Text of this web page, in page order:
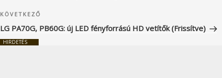
Következő
bejegyzés
KÖVETKEZŐ
LG PA70G, PB60G: új LED fényforrású HD vetítők (Frissítve)
HIRDETÉS